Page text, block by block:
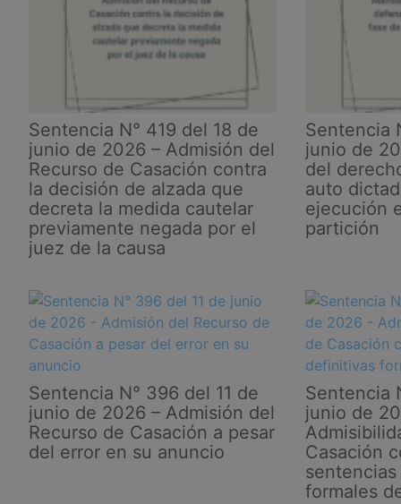
la
medida
anotación
preventiva
de
la
litis
Sentencia N° 419 del 18 de
junio de 2026 – Admisión del
Recurso de Casación contra
la decisión de alzada que
decreta la medida cautelar
previamente negada por el
juez de la causa
Sentencia
junio de
del
auto
ejecución
partición
Sentencia N° 396 del 11 de
junio de 2026 – Admisión del
Recurso de Casación a pesar
del error en su anuncio
Sentencia
junio de
Casación
formales